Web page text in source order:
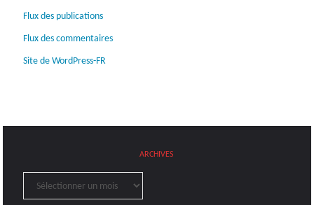
Flux des publications
Flux des commentaires
Site de WordPress-FR
ARCHIVES
Archives